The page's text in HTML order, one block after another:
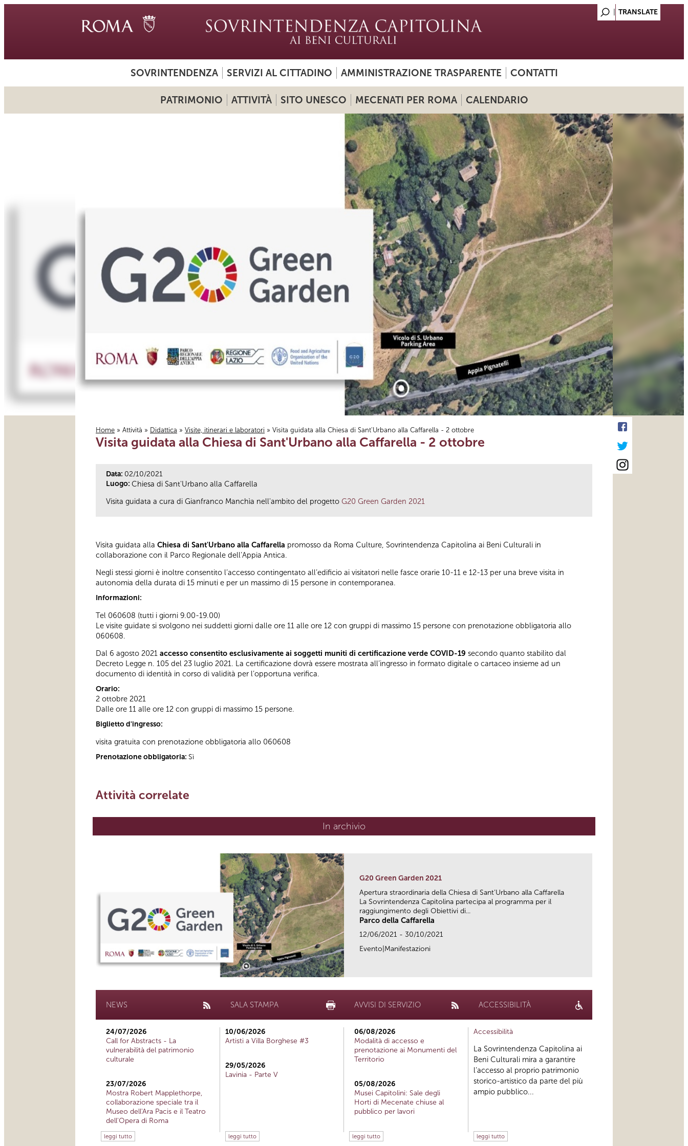
SOVRINTENDENZA SERVIZI AL CITTADINO AMMINISTRAZIONE TRASPARENTE CONTATTI
PATRIMONIO ATTIVITÀ SITO UNESCO MECENATI PER ROMA CALENDARIO
Tu sei qui
Home » Attività » Didattica » Visite, itinerari e laboratori » Visita guidata alla Chiesa di Sant'Urbano alla Caffarella - 2 ottobre
Visita guidata alla Chiesa di Sant'Urbano alla Caffarella - 2 ottobre
Data: 02/10/2021
Luogo: Chiesa di Sant'Urbano alla Caffarella
Visita guidata a cura di Gianfranco Manchìa nell'ambito del progetto G20 Green Garden 2021
Visita guidata alla Chiesa di Sant'Urbano alla Caffarella promosso da Roma Culture, Sovrintendenza Capitolina ai Beni Culturali in
collaborazione con il Parco Regionale dell’Appia Antica.
Negli stessi giorni è inoltre consentito l’accesso contingentato all’edificio ai visitatori nelle fasce orarie 10-11 e 12-13 per una breve visita in
autonomia della durata di 15 minuti e per un massimo di 15 persone in contemporanea.
Informazioni:
Tel 060608 (tutti i giorni 9.00-19.00)
Le visite guidate si svolgono nei suddetti giorni dalle ore 11 alle ore 12 con gruppi di massimo 15 persone con prenotazione obbligatoria allo
060608.
Dal 6 agosto 2021 accesso consentito esclusivamente ai soggetti muniti di certificazione verde COVID-19 secondo quanto stabilito dal
Decreto Legge n. 105 del 23 luglio 2021. La certificazione dovrà essere mostrata all’ingresso in formato digitale o cartaceo insieme ad un
documento di identità in corso di validità per l’opportuna verifica.
Orario:
2 ottobre 2021
Dalle ore 11 alle ore 12 con gruppi di massimo 15 persone.
Biglietto d'ingresso:
visita gratuita con prenotazione obbligatoria allo 060608
Prenotazione obbligatoria: Sì
Attività correlate
In archivio
G20 Green Garden 2021
Apertura straordinaria della Chiesa di Sant’Urbano alla Caffarella
La Sovrintendenza Capitolina partecipa al programma per il
raggiungimento degli Obiettivi di...
Parco della Caffarella
12/06/2021 - 30/10/2021
Evento|Manifestazioni
NEWS
24/07/2026
Call for Abstracts - La
vulnerabilità del patrimonio
culturale
23/07/2026
Mostra Robert Mapplethorpe,
collaborazione speciale tra il
Museo dell'Ara Pacis e il Teatro
dell'Opera di Roma
leggi tutto
SALA STAMPA
10/06/2026
Artisti a Villa Borghese #3
29/05/2026
Lavinia - Parte V
leggi tutto
AVVISI DI SERVIZIO
06/08/2026
Modalità di accesso e
prenotazione ai Monumenti del
Territorio
05/08/2026
Musei Capitolini: Sale degli
Horti di Mecenate chiuse al
pubblico per lavori
leggi tutto
ACCESSIBILITÀ
Accessibilità
La Sovrintendenza Capitolina ai
Beni Culturali mira a garantire
l’accesso al proprio patrimonio
storico-artistico da parte del più
ampio pubblico...
leggi tutto